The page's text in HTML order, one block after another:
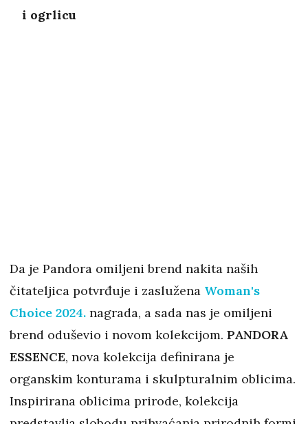
i ogrlicu
Da je Pandora omiljeni brend nakita naših
čitateljica potvrđuje i zaslužena Woman's
Choice 2024. nagrada, a sada nas je omiljeni
brend oduševio i novom kolekcijom. PANDORA
ESSENCE, nova kolekcija definirana je
organskim konturama i skulpturalnim oblicima.
Inspirirana oblicima prirode, kolekcija